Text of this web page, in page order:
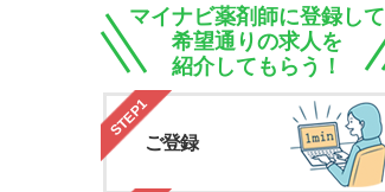
マイナビ薬剤師に登録して
希望通りの求人を
紹介してもらう！
STEP1
ご登録